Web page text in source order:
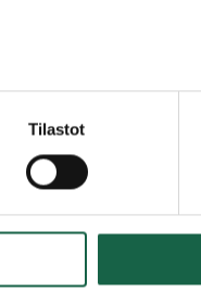
Tilastot